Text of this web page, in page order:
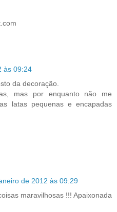
às 09:24
da decoração.
mas por enquanto não me
latas pequenas e encapadas
de 2012 às 09:29
maravilhosas !!! Apaixonada